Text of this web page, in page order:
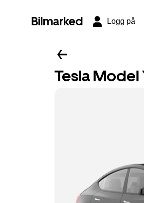
Bilmarked Logg på
Tesla Model